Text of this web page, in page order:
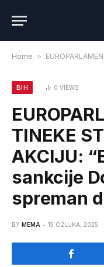
Home » EUROPARLAMENTARKA
BIH 0 VIEWS
TINEKE
AKCIJU:
sankcije
spreman
BY MEMA 15 OŽUJKA, 2025